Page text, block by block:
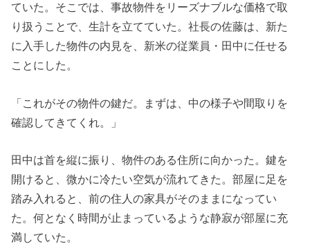
ていた。そこでは、事故物件をリーズナブルな価格で取
り扱うことで、生計を立てていた。社長の佐藤は、新た
に入手した物件の内見を、新米の従業員・田中に任せる
ことにした。
「これがその物件の鍵だ。まずは、中の様子や間取りを
確認してきてくれ。」
田中は首を縦に振り、物件のある住所に向かった。鍵を
開けると、微かに冷たい空気が流れてきた。部屋に足を
踏み入れると、前の住人の家具がそのままになってい
た。何となく時間が止まっているような静寂が部屋に充
満していた。